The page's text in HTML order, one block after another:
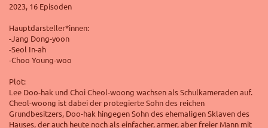
2023, 16 Episoden
Hauptdarsteller*innen:
-Jang Dong-yoon
-Seol In-ah
-Choo Young-woo
Plot:
Lee Doo-hak und Choi Cheol-woong wachsen als Schulkameraden auf.
Cheol-woong ist dabei der protegierte Sohn des reichen
Grundbesitzers, Doo-hak hingegen Sohn des ehemaligen Sklaven des
Hauses, der auch heute noch als einfacher, armer, aber freier Mann mit